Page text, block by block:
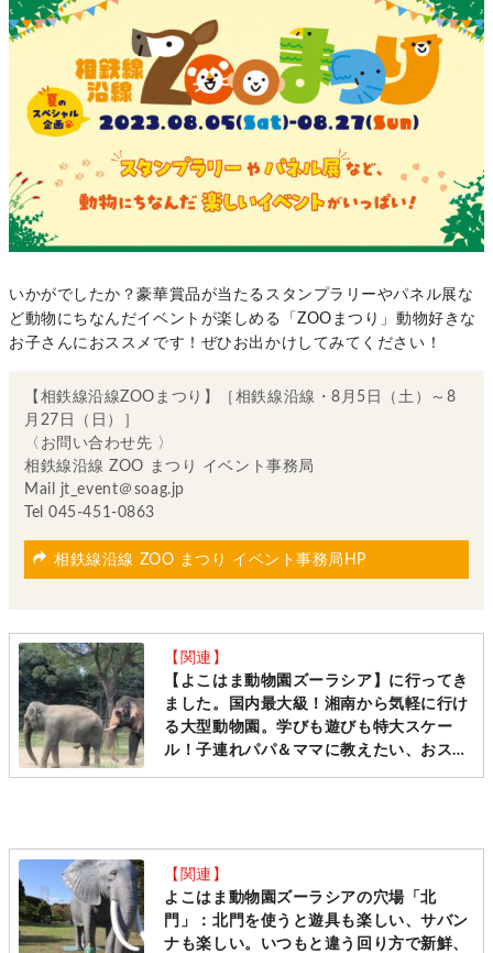
いかがでしたか？豪華賞品が当たるスタンプラリーやパネル展な
ど動物にちなんだイベントが楽しめる「ZOOまつり」動物好きな
お子さんにおススメです！ぜひお出かけしてみてください！
【相鉄線沿線ZOOまつり】［相鉄線沿線・8月5日（土）～8
月27日（日）］
〈お問い合わせ先 〉
相鉄線沿線 ZOO まつり イベント事務局
Mail jt_event＠soag.jp
Tel 045-451-0863
相鉄線沿線 ZOO まつり イベント事務局HP
【関連】
【よこはま動物園ズーラシア】に行ってき
ました。国内最大級！湘南から気軽に行け
る大型動物園。学びも遊びも特大スケー
ル！子連れパパ＆ママに教えたい、おスス
【関連】
よこはま動物園ズーラシアの穴場「北
門」：北門を使うと遊具も楽しい、サバン
ナも楽しい。いつもと違う回り方で新鮮、